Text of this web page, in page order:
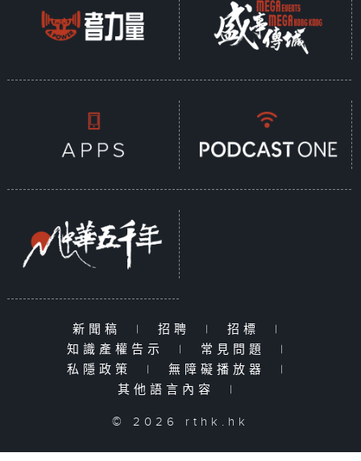
新聞稿 | 招聘 | 招標
|
知識產權告示
| 常見問題
|
私隱政策
| 無障礙播放器
|
其他語言內容
|
© 2026 rthk.hk